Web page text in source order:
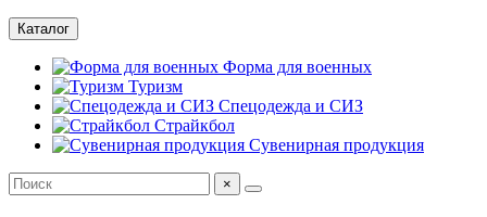
Каталог
Форма для военных
Туризм
Спецодежда и СИЗ
Страйкбол
Сувенирная продукция
×